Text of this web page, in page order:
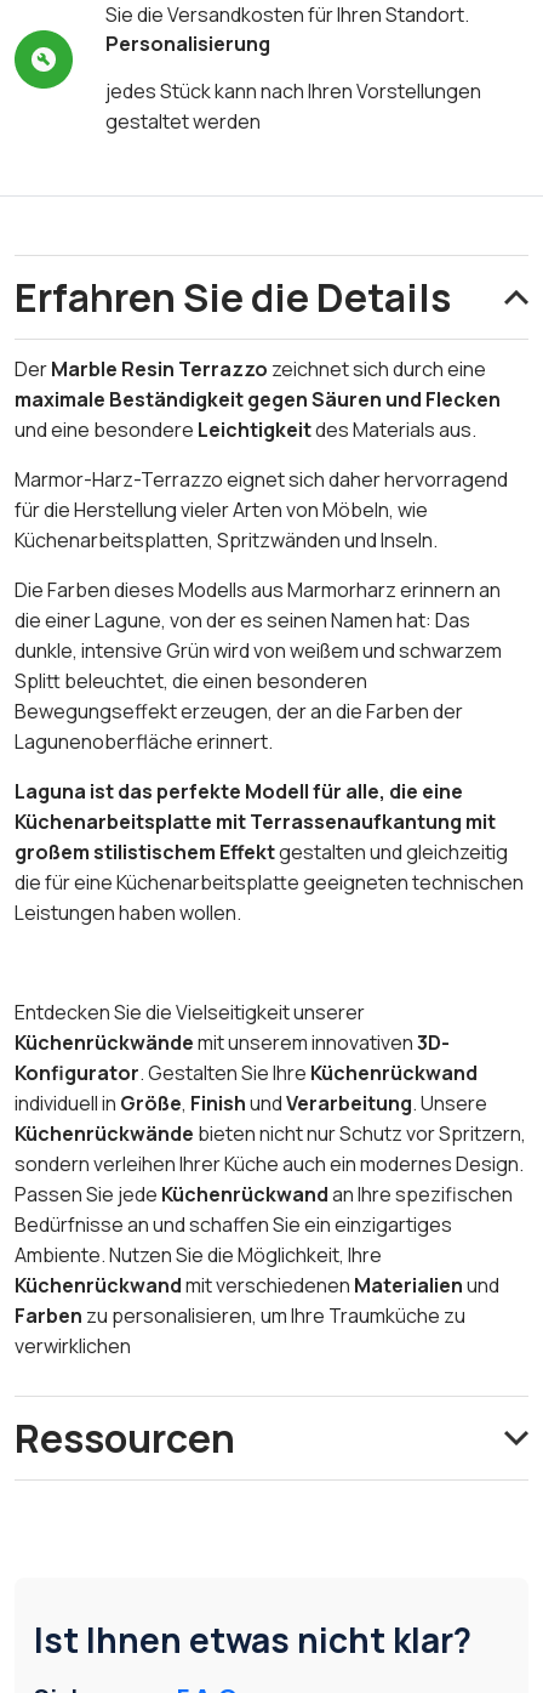
Sie die Versandkosten für Ihren Standort.
Personalisierung
jedes Stück kann nach Ihren Vorstellungen
gestaltet werden
Erfahren Sie die Details
DerMarble Resin Terrazzo zeichnet sich durch eine
maximale Beständigkeit gegen Säuren und Flecken
und eine besondere Leichtigkeitdes Materials aus.
Marmor-Harz-Terrazzo eignet sich daher hervorragend
für die Herstellung vieler Arten von Möbeln, wie
Küchenarbeitsplatten, Spritzwänden und Inseln.
Die Farben dieses Modells aus Marmorharz erinnern an
die einer Lagune, von der es seinen Namen hat: Das
dunkle, intensive Grün wird von weißem und schwarzem
Splitt beleuchtet, die einen besonderen
Bewegungseffekt erzeugen, der an die Farben der
Lagunenoberfläche erinnert.
Laguna ist das perfekte Modell für alle, die eine
Küchenarbeitsplatte mit Terrassenaufkantung mit
großem stilistischem Effektgestalten und gleichzeitig
die für eine Küchenarbeitsplatte geeigneten technischen
Leistungen haben wollen.
Entdecken Sie die Vielseitigkeit unserer
Küchenrückwändemit unserem innovativen3D-
Konfigurator. Gestalten Sie Ihre Küchenrückwand
individuell in Größe, FinishundVerarbeitung. Unsere
Küchenrückwände bieten nicht nur Schutz vor Spritzern,
sondern verleihen Ihrer Küche auch ein modernes Design.
Passen Sie jede Küchenrückwandan Ihre spezifischen
Bedürfnisse an und schaffen Sie ein einzigartiges
Ambiente. Nutzen Sie die Möglichkeit, Ihre
Küchenrückwandmit verschiedenen Materialienund
Farben zu personalisieren, um Ihre Traumküche zu
verwirklichen
Ressourcen
Ist Ihnen etwas nicht klar?